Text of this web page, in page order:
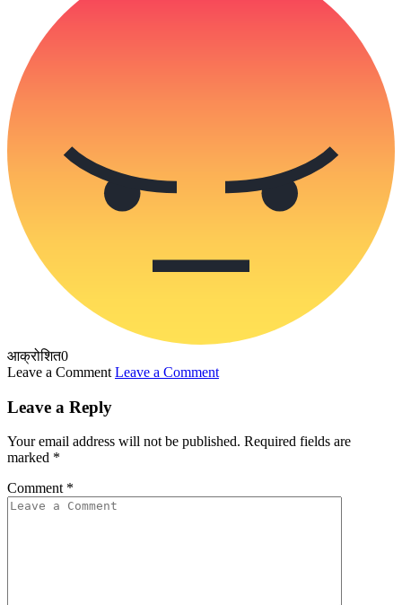
आक्रोशित0
Leave a Comment Leave a Comment
Leave a Reply
Your email address will not be published. Required fields are
marked *
Comment *